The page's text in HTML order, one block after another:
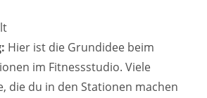
Hier ist die Grundidee beim
im Fitnessstudio. Viele
die du in den Stationen machen